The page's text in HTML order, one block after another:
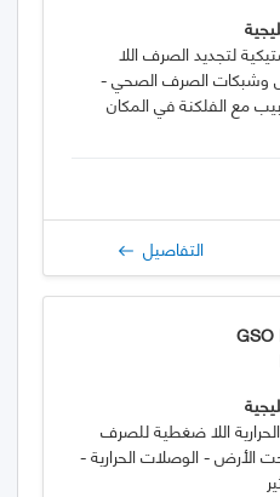
لتجديد الصرف اللا
الصرف الصحي -
التفاصيل
اللا ضغطية للصرف
الأرض - الوصلات الحرارية -